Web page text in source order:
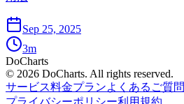
Sep 25, 2025
3m
DoCharts
© 2026 DoCharts. All rights reserved.
サービス料金プランよくあるご質問
プライバシーポリシー利用規約